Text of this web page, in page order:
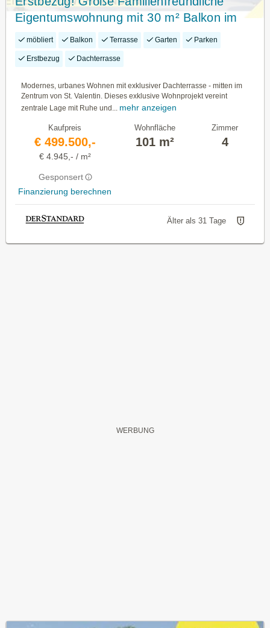
Eigentumswohnung mit 30 m² Balkon im
Herzen von St. Valentin
möbliert Balkon Terrasse Garten Parken
Erstbezug Dachterrasse
Modernes, urbanes Wohnen mit exklusiver Dachterrasse - mitten im
Zentrum von St. Valentin. Dieses exklusive Wohnprojekt vereint
zentrale Lage mit Ruhe und... mehr anzeigen
Kaufpreis
€ 499.500,-
€ 4.945,- / m²
Gesponsert
Finanzierung berechnen
Wohnfläche
101 m²
Zimmer
4
Älter als 31 Tage